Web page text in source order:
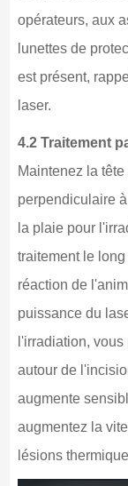
opérateurs, aux
lunettes de
est présent,
laser.
4.2 Traitement
Maintenez la
perpendiculaire
la plaie pour
traitement le
réaction de
puissance du
l'irradiation,
autour de
augmente
augmentez la
lésions